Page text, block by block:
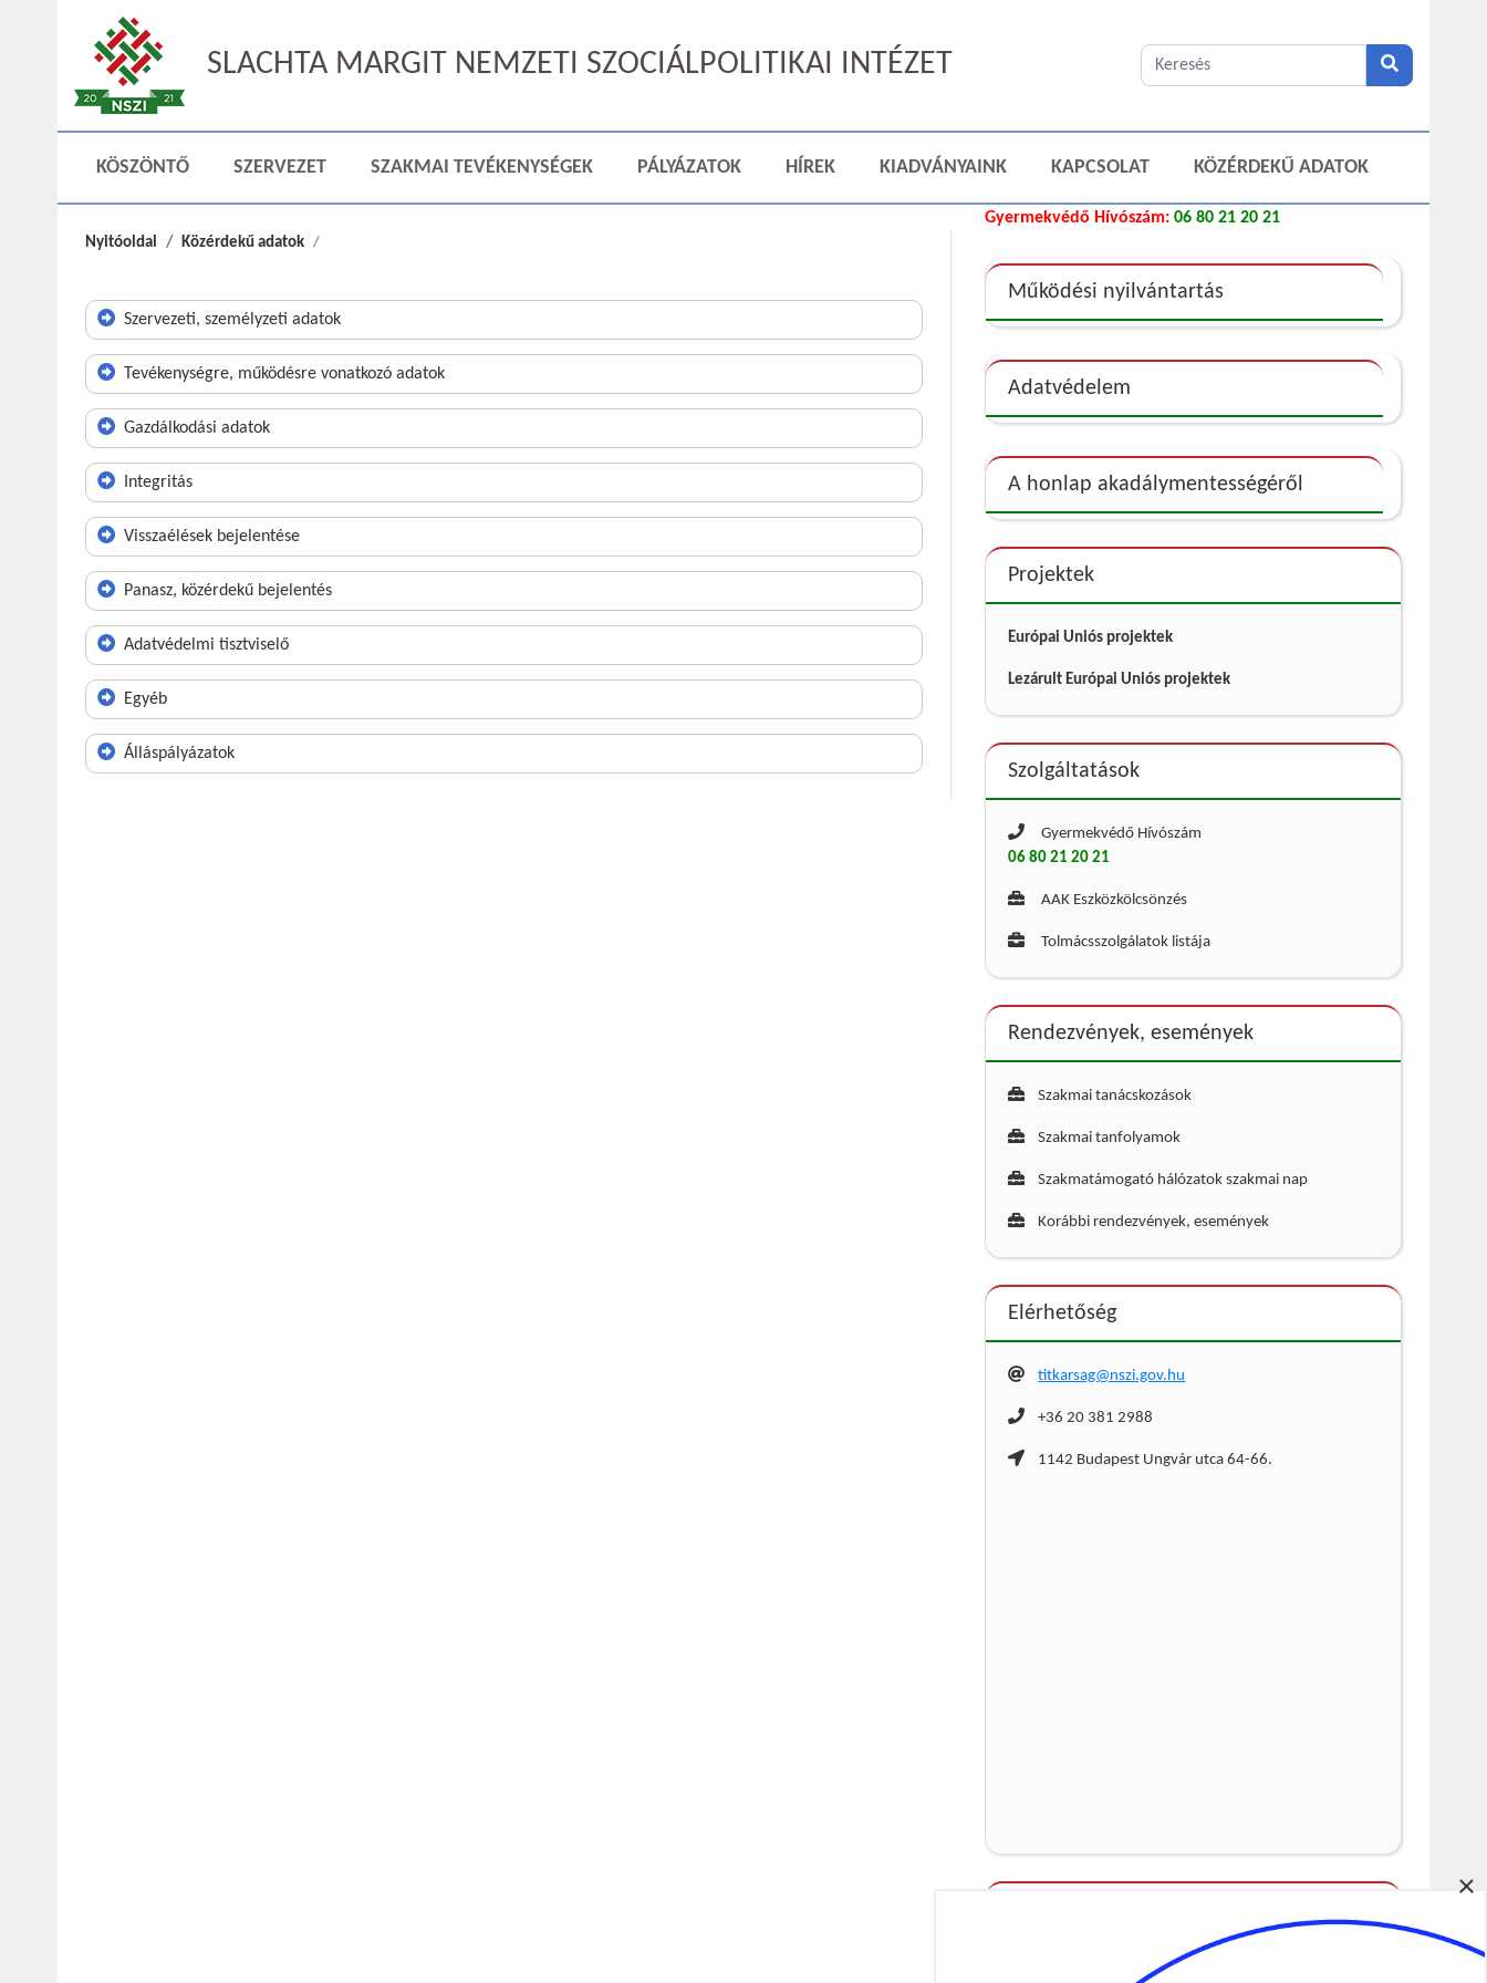
×
SLACHTA MARGIT NEMZETI SZOCIÁLPOLITIKAI INTÉZET
KÖSZÖNTŐ SZERVEZET SZAKMAI TEVÉKENYSÉGEK PÁLYÁZATOK HÍREK KIADVÁNYAINK KAPCSOLAT KÖZÉRDEKŰ ADATOK
Nyitóoldal Közérdekű adatok
Szervezeti, személyzeti adatok
Tevékenységre, működésre vonatkozó adatok
Gazdálkodási adatok
Integritás
Visszaélések bejelentése
Panasz, közérdekű bejelentés
Adatvédelmi tisztviselő
Egyéb
Álláspályázatok
Gyermekvédő Hívószám: 06 80 21 20 21
Működési nyilvántartás
Adatvédelem
A honlap akadálymentességéről
Projektek
Európai Uniós projektek
Lezárult Európai Uniós projektek
Szolgáltatások
Gyermekvédő Hívószám
06 80 21 20 21
AAK Eszközkölcsönzés
Tolmácsszolgálatok listája
Rendezvények, események
Szakmai tanácskozások
Szakmai tanfolyamok
Szakmatámogató hálózatok szakmai nap
Korábbi rendezvények, események
Elérhetőség
titkarsag@nszi.gov.hu
+36 20 381 2988
1142 Budapest Ungvár utca 64-66.